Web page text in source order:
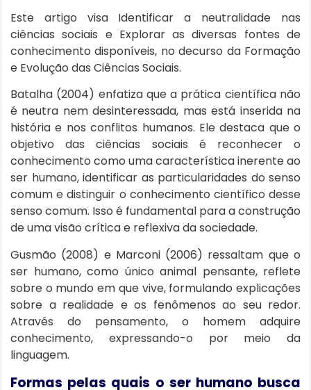
Este artigo visa Identificar a neutralidade nas
ciências sociais e Explorar as diversas fontes de
conhecimento disponíveis, no decurso da Formação
e Evolução das Ciências Sociais.
Batalha (2004) enfatiza que a prática científica não
é neutra nem desinteressada, mas está inserida na
história e nos conflitos humanos. Ele destaca que o
objetivo das ciências sociais é reconhecer o
conhecimento como uma característica inerente ao
ser humano, identificar as particularidades do senso
comum e distinguir o conhecimento científico desse
senso comum. Isso é fundamental para a construção
de uma visão crítica e reflexiva da sociedade.
Gusmão (2008) e Marconi (2006) ressaltam que o
ser humano, como único animal pensante, reflete
sobre o mundo em que vive, formulando explicações
sobre a realidade e os fenômenos ao seu redor.
Através do pensamento, o homem adquire
conhecimento, expressando-o por meio da
linguagem.
Formas pelas quais o ser humano busca